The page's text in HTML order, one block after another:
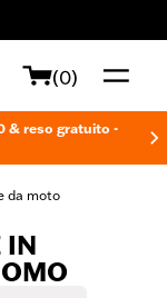
(0)
& reso gratuito -
da moto
IN